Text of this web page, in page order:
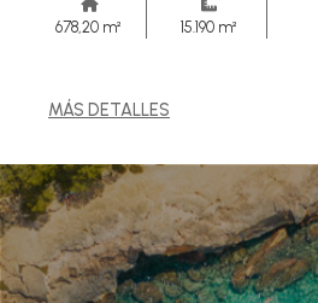
678,20 m² 15.190 m²
MÁS DETALLES